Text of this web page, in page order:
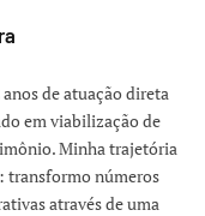
de atuação direta
em viabilização de
Minha trajetória
transformo números
através de uma